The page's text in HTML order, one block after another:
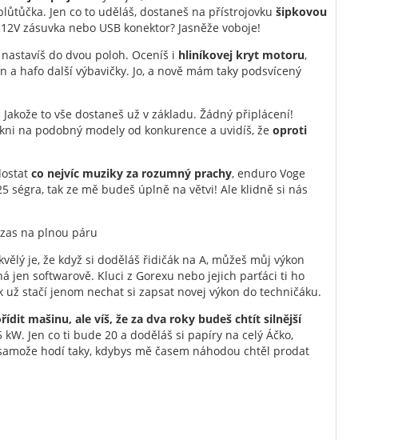
Jen co to uděláš, dostaneš na přístrojovku šipkovou
zásuvka nebo USB konektor? Jasněže voboje!
do dvou poloh. Oceníš i hliníkovej kryt motoru,
hafo další výbavičky. Jo, a nově mám taky podsvícený
Jakože to vše dostaneš už v základu. Žádný připlácení!
na podobný modely od konkurence a uvidíš, že oproti
co nejvíc muziky za rozumný prachy, enduro Voge
ségra, tak ze mě budeš úplně na větvi! Ale klidně si nás
na plnou páru
je, že když si doděláš řidičák na A, můžeš můj výkon
jen softwarově. Kluci z Gorexu nebo jejich parťáci ti ho
stačí jenom nechat si zapsat novej výkon do techničáku.
mašinu, ale víš, že za dva roky budeš chtít silnější
Jen co ti bude 20 a doděláš si papíry na celý Áčko,
hodí taky, kdybys mě časem náhodou chtěl prodat